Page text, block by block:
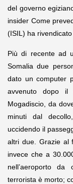
del governo
insider Come
(ISIL) ha
Più di recente ad
Somalia due
dato un computer
avvenuto dopo il
Mogadiscio, da
minuti dal
uccidendo il
altri due. Grazie al
invece che a
nell’aeroporto
terrorista è morto;